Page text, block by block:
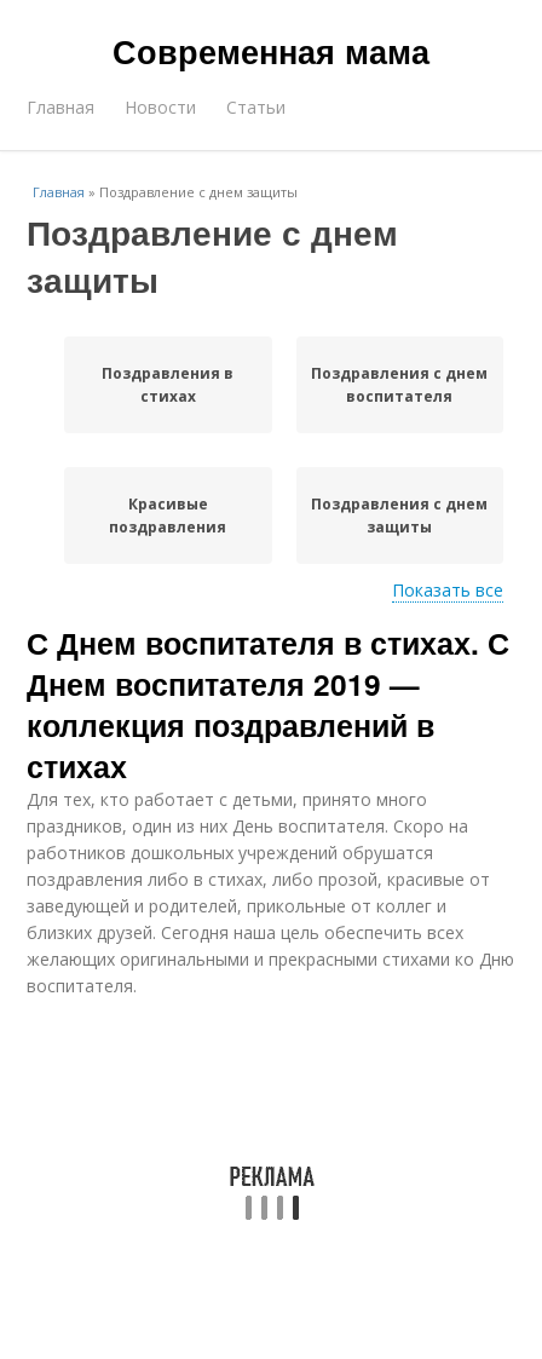
Современная мама
Главная Новости Статьи
Главная » Поздравление с днем защиты
Поздравление с днем
защиты
Поздравления в
стихах
Поздравления с днем
воспитателя
Красивые
поздравления
Поздравления с днем
защиты
Поздравление с днем
рождения
Красивое
поздравление
Стихи с днем
рождения
Дети с днем учителя
Поздравления с днем
учителя
Стихи с днем учителя
Показать все
С Днем воспитателя в стихах. С
Днем воспитателя 2019 —
коллекция поздравлений в
стихах
Для тех, кто работает с детьми, принято много
праздников, один из них День воспитателя. Скоро на
работников дошкольных учреждений обрушатся
поздравления либо в стихах, либо прозой, красивые от
заведующей и родителей, прикольные от коллег и
близких друзей. Сегодня наша цель обеспечить всех
желающих оригинальными и прекрасными стихами ко Дню
воспитателя.